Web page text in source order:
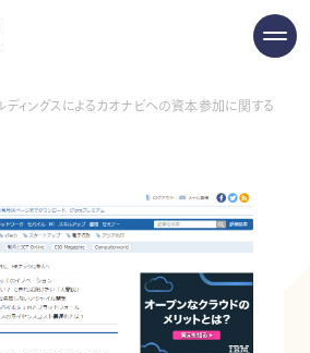
ディングスによるカオナビへの資本参加に関する